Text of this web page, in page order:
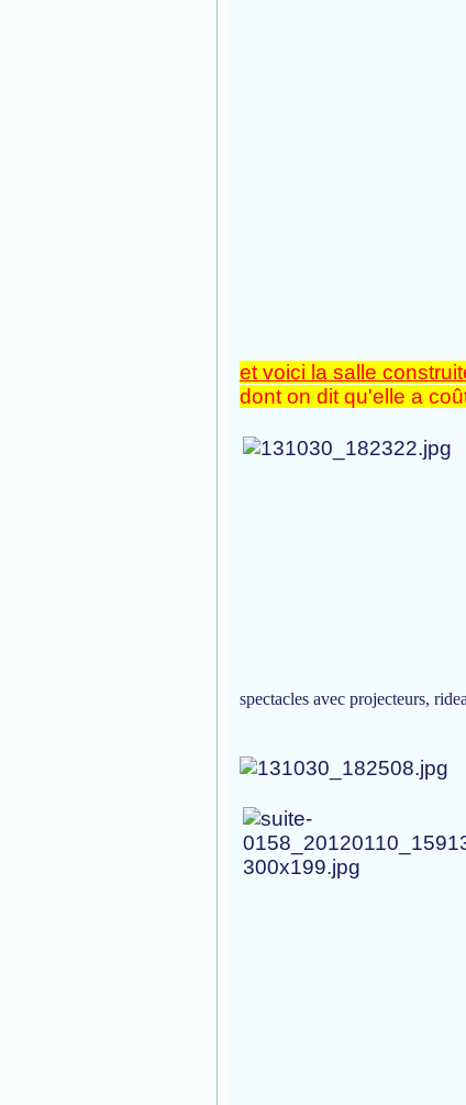
et voici la salle
dont on dit qu'elle a
spectacles avec projecteurs,